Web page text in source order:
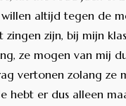
altijd tegen de
zijn, bij mijn
ze mogen van mij
vertonen zolang ze
hebt er dus alleen